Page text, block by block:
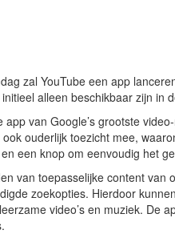
zal YouTube een app
alleen beschikbaar zijn in
app van Google’s grootste
ouderlijk toezicht mee,
een knop om eenvoudig het
van toepasselijke content
zoekopties. Hierdoor
video’s en muziek. De